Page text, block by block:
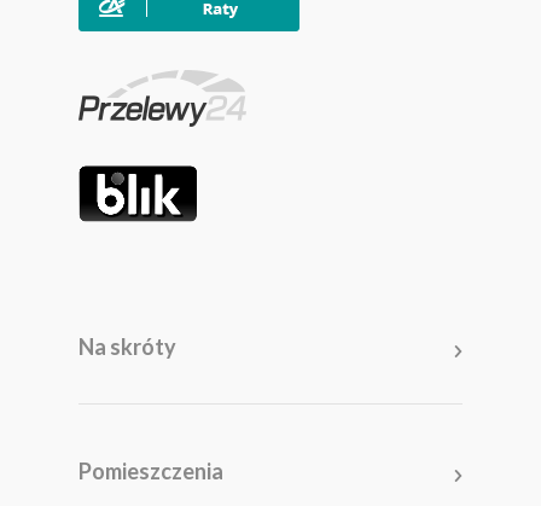
Na skróty
Pomieszczenia
Pomieszczenia